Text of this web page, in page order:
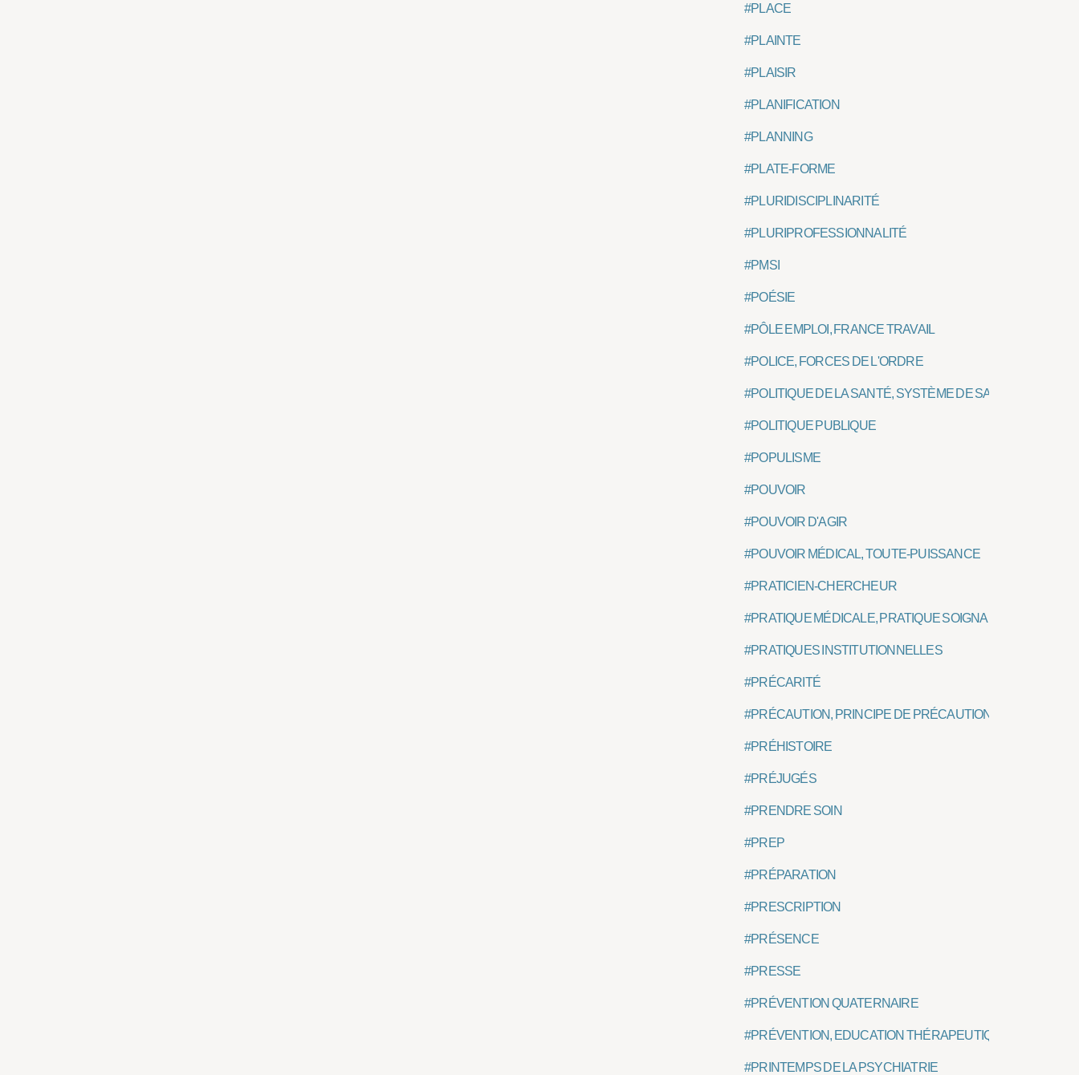
#PLACE
#PLAINTE
#PLAISIR
#PLANIFICATION
#PLANNING
#PLATE-FORME
#PLURIDISCIPLINARITÉ
#PLURIPROFESSIONNALITÉ
#PMSI
#POÉSIE
#PÔLE EMPLOI, FRANCE TRAVAIL
#POLICE, FORCES DE L'ORDRE
#POLITIQUE DE LA SANTÉ, SYSTÈME DE SANTÉ
#POLITIQUE PUBLIQUE
#POPULISME
#POUVOIR
#POUVOIR D'AGIR
#POUVOIR MÉDICAL, TOUTE-PUISSANCE
#PRATICIEN-CHERCHEUR
#PRATIQUE MÉDICALE, PRATIQUE SOIGNANTE
#PRATIQUES INSTITUTIONNELLES
#PRÉCARITÉ
#PRÉCAUTION, PRINCIPE DE PRÉCAUTION
#PRÉHISTOIRE
#PRÉJUGÉS
#PRENDRE SOIN
#PREP
#PRÉPARATION
#PRESCRIPTION
#PRÉSENCE
#PRESSE
#PRÉVENTION QUATERNAIRE
#PRÉVENTION, EDUCATION THÉRAPEUTIQUE
#PRINTEMPS DE LA PSYCHIATRIE